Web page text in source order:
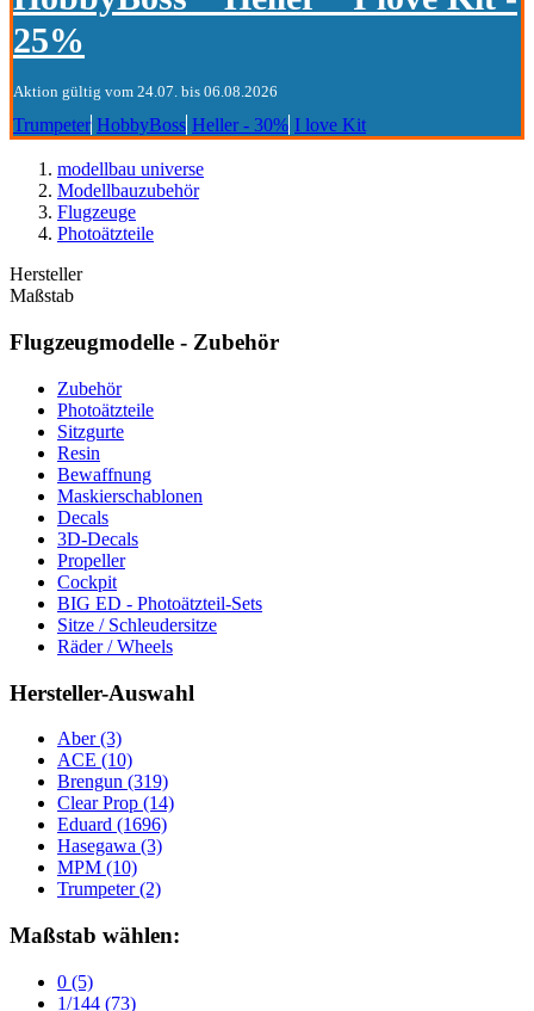
25%
Aktion gültig vom 24.07. bis 06.08.2026
Trumpeter HobbyBoss Heller - 30% I love Kit
modellbau universe
Modellbauzubehör
Flugzeuge
Photoätzteile
Hersteller
Maßstab
Flugzeugmodelle - Zubehör
Zubehör
Photoätzteile
Sitzgurte
Resin
Bewaffnung
Maskierschablonen
Decals
3D-Decals
Propeller
Cockpit
BIG ED - Photoätzteil-Sets
Sitze / Schleudersitze
Räder / Wheels
Hersteller-Auswahl
Aber(3)
ACE (10)
Brengun (319)
Clear Prop (14)
Eduard (1696)
Hasegawa (3)
MPM (10)
Trumpeter(2)
Maßstab wählen:
0 (5)
1/144 (73)